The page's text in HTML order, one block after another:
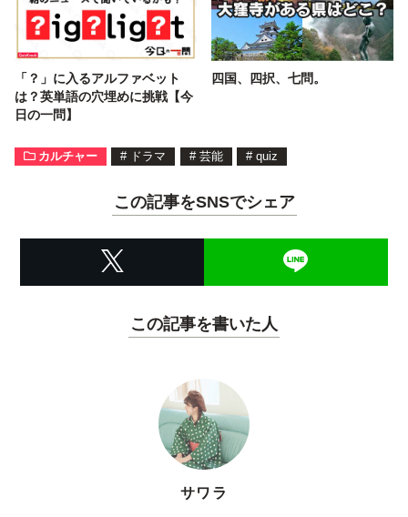
「？」に入るアルファベット
は？英単語の穴埋めに挑戦【今
日の一問】
四国、四択、七問。
カルチャー # ドラマ # 芸能 # quiz
この記事をSNSでシェア
この記事を書いた人
サワラ